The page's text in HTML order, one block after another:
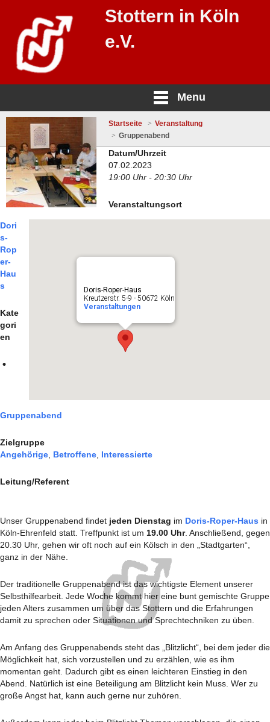
Stottern in Köln
e.V.
Menu
Startseite
Veranstaltung
Gruppenabend
Doris-Roper-Haus
Kreutzerstr. 5-9 - 50672 Köln
Veranstaltungen
Datum/Uhrzeit
07.02.2023
19:00 Uhr - 20:30 Uhr
Veranstaltungsort
Dori
s-
Rop
er-
Hau
s
Kate
gori
en
Gruppenabend
Zielgruppe
Angehörige Betroffene Interessierte
Leitung/Referent
Unser Gruppenabend findet jeden Dienstag im Doris-Roper-Haus in
Köln-Ehrenfeld statt. Treffpunkt ist um 19.00 Uhr. Anschließend, gegen
20.30 Uhr, gehen wir oft noch auf ein Kölsch in den „Stadtgarten“,
ganz in der Nähe.
Der traditionelle Gruppenabend ist das wichtigste Element unserer
Selbsthilfearbeit. Jede Woche kommt hier eine bunt gemischte Gruppe
jeden Alters zusammen um über das Stottern und die Erfahrungen
damit zu sprechen oder Situationen und Sprechtechniken zu üben.
Am Anfang des Gruppenabends steht das „Blitzlicht“, bei dem jeder die
Möglichkeit hat, sich vorzustellen und zu erzählen, wie es ihm
momentan geht. Dadurch gibt es einen leichteren Einstieg in den
Abend. Natürlich ist eine Beteiligung am Blitzlicht kein Muss. Wer zu
große Angst hat, kann auch gerne nur zuhören.